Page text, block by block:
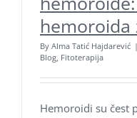
hemoroida
By Alma Tatić Hajdarević |
Blog Fitoterapija
Hemoroidi su čest